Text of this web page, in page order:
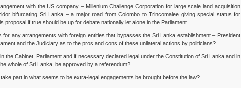
with the US company – Millenium Challenge Corporation for large scale land acquisition
bifurcating Sri Lanka – a major road from Colombo to Trincomalee giving special status for
proposal if true should be up for debate nationally let alone in the Parliament.
for any arrangements with foreign entities that bypasses the Sri Lanka establishment – President
and the Judiciary as to the pros and cons of these unilateral actions by politicians?
the Cabinet, Parliament and if necessary declared legal under the Constitution of Sri Lanka and in
whole of Sri Lanka, be approved by a referendum?
part in what seems to be extra-legal engagements be brought before the law?